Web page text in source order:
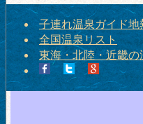
子連れ温泉ガイド
全国温泉リスト
東海・北陸・近畿の